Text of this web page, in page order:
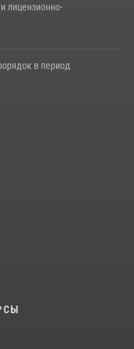
лицензионно-
в период